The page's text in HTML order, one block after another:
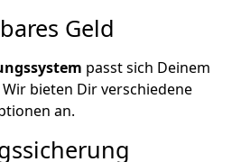
Geld
passt sich Deinem
bieten Dir verschiedene
an.